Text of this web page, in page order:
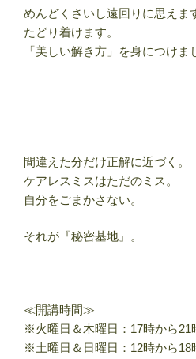
めんどくさいし遠回りに思えま
たどり着けます。
「美しい解き方」を身につけま
間違えた分だけ正解に近づく。
ケアレスミスはただのミス。
自分をごまかさない。
それが『秘密基地』。
≪開講時間≫
※火曜日＆木曜日：17時から21
※土曜日＆日曜日：12時から18